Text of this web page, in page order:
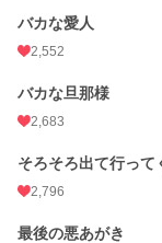
お気に入り
24h.ポイント
文字数 6,703
更新日時
初回公開日時
バカな愛人
2,552
バカな旦那様
2,683
そろそろ出て行って
2,796
最後の悪あがき